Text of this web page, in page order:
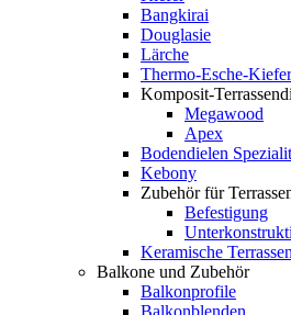
Bangkirai
Douglasie
Lärche
Thermo-Esche-
Komposit-
Megawood
Apex
Bodendielen
Kebony
Zubehör für
Befestigung
Keramische
Balkone und Zubehör
Balkonprofile